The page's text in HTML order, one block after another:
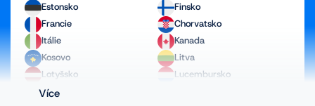
Estonsko
Finsko
Francie
Chorvatsko
Itálie
Kanada
Kosovo
Litva
Lotyšsko
Lucembursko
Maďarsko
Více